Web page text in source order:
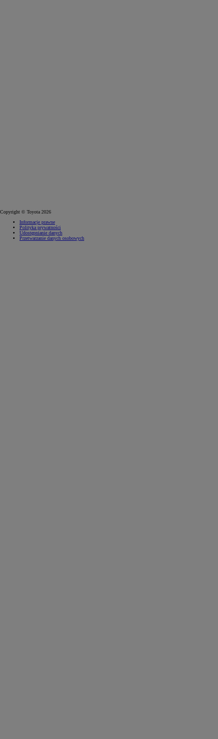
Copyright © Toyota 2026
Informacje prawne
Polityka prywatności
Udostępnianie danych
Przetwarzanie danych osobowych